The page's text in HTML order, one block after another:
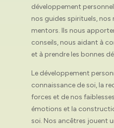
développement
nos guides spirituels, nos
mentors. Ils nous
conseils, nous aidant à
et à prendre les bonnes
Le développement
connaissance de soi, la
forces et de nos
émotions et la
soi. Nos ancêtres jouent